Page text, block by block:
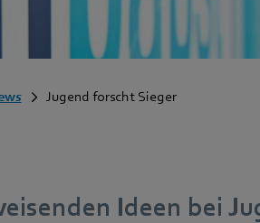
Jugend forscht Sieger
Ideen bei